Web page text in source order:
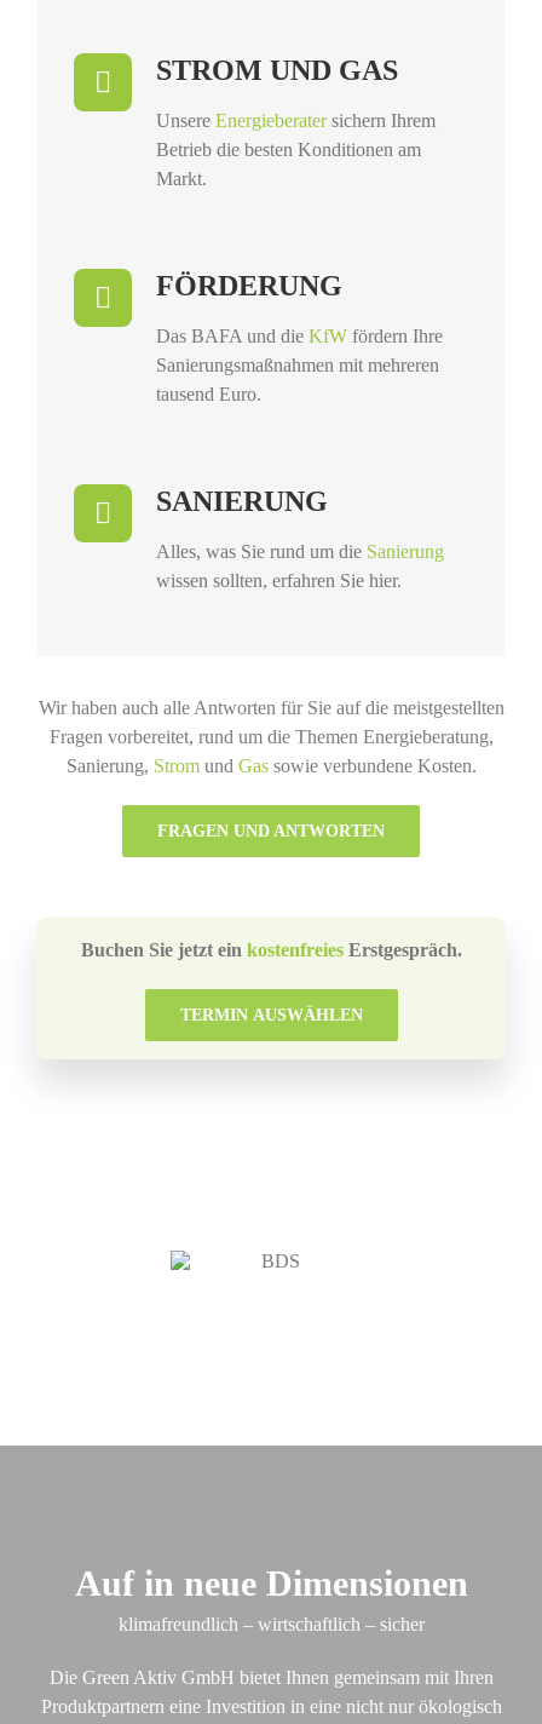
STROM UND GAS
Unsere Energieberatersichern Ihrem
Betrieb die besten Konditionen am
Markt.
FÖRDERUNG
Das BAFA und die KfW fördern Ihre
Sanierungsmaßnahmen mit mehreren
tausend Euro.
SANIERUNG
Alles, was Sie rund um die Sanierung
wissen sollten, erfahren Sie hier.
Wir haben auch alle Antworten für Sie auf die meistgestellten
Fragen vorbereitet, rund um die Themen Energieberatung,
Sanierung, Stromund Gassowie verbundene Kosten.
FRAGEN UND ANTWORTEN
Buchen Sie jetzt ein kostenfreiesErstgespräch.
TERMIN AUSWÄHLEN
Auf in neue Dimensionen
klimafreundlich – wirtschaftlich – sicher
Die Green Aktiv GmbH bietet Ihnen gemeinsam mit Ihren
Produktpartnern eine Investition in eine nicht nur ökologisch